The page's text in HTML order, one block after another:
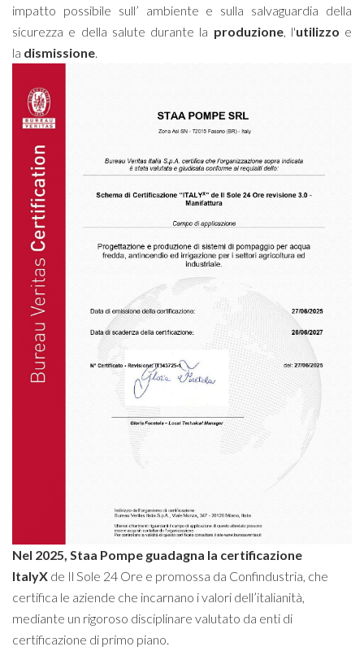
impatto possibile sull’ ambiente e sulla salvaguardia della
sicurezza e della salute durante la produzione, l'utilizzo e
la dismissione.
Nel 2025, Staa Pompe guadagna la certificazione
ItalyX de Il Sole 24 Ore e promossa da Confindustria, che
certifica le aziende che incarnano i valori dell’italianità,
mediante un rigoroso disciplinare valutato da enti di
certificazione di primo piano.